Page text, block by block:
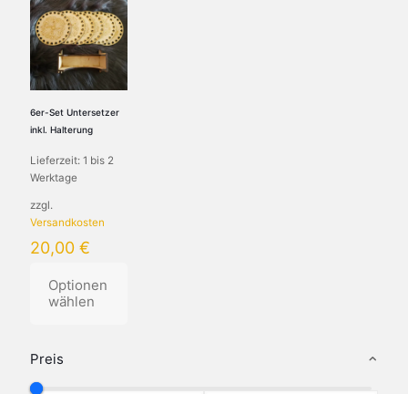
Preis
6er-Set Untersetzer
inkl. Halterung
Lieferzeit: 1 bis 2
Werktage
zzgl.
Versandkosten
20,00 €
Optionen
wählen
Produkt
mehrere